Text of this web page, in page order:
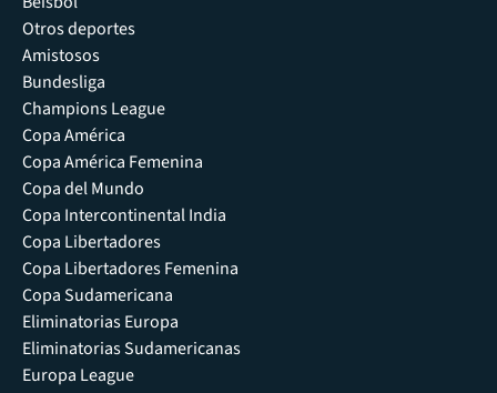
Otros deportes
Amistosos
Bundesliga
Champions League
Copa América
Copa América Femenina
Copa del Mundo
Copa Intercontinental India
Copa Libertadores
Copa Libertadores Femenina
Copa Sudamericana
Eliminatorias Europa
Eliminatorias Sudamericanas
Europa League